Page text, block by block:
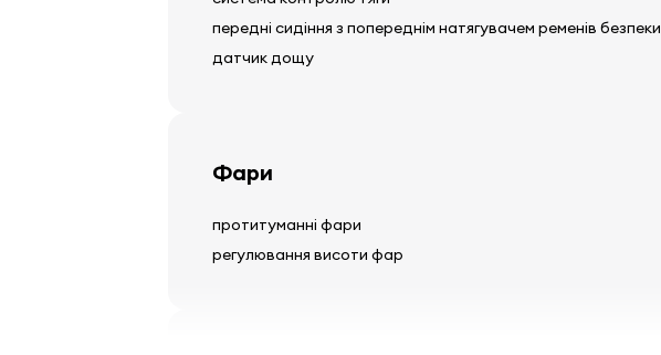
передні сидіння з попереднім натягувачем ременів безпеки
датчик дощу
Фари
протитуманні фари
регулювання висоти фар